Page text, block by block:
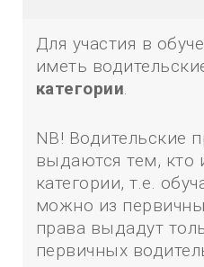
Для участия в
иметь
категории.
NB! Водительские
выдаются тем, кто
категории, т.е.
можно из
права выдадут
первичных